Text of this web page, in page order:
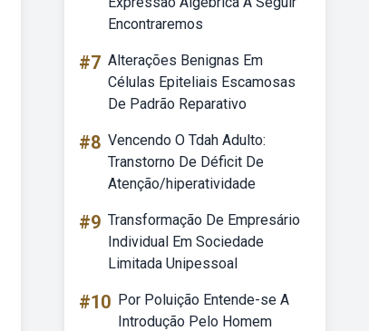
Encontraremos
#7 Alterações Benignas Em
Células Epiteliais Escamosas
De Padrão Reparativo
#8 Vencendo O Tdah Adulto:
Transtorno De Déficit De
Atenção/hiperatividade
#9 Transformação De Empresário
Individual Em Sociedade
Limitada Unipessoal
#10 Por Poluição Entende-se A
Introdução Pelo Homem